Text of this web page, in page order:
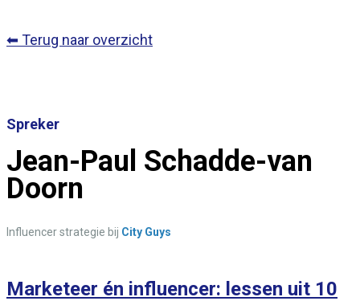
⬅ Terug naar overzicht
Spreker
Jean-Paul Schadde-van
Doorn
Influencer strategie bij City Guys
Marketeer én influencer: lessen uit 10